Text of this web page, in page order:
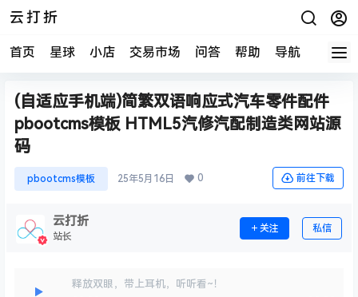
云打折
首页 星球 小店 交易市场 问答 帮助 导航 快报
(自适应手机端)简繁双语响应式汽车零件配件
pbootcms模板 HTML5汽修汽配制造类网站源
码
pbootcms模板 25年5月16日 0 前往下载
云打折
站长
关注 私信
释放双眼，带上耳机，听听看~！